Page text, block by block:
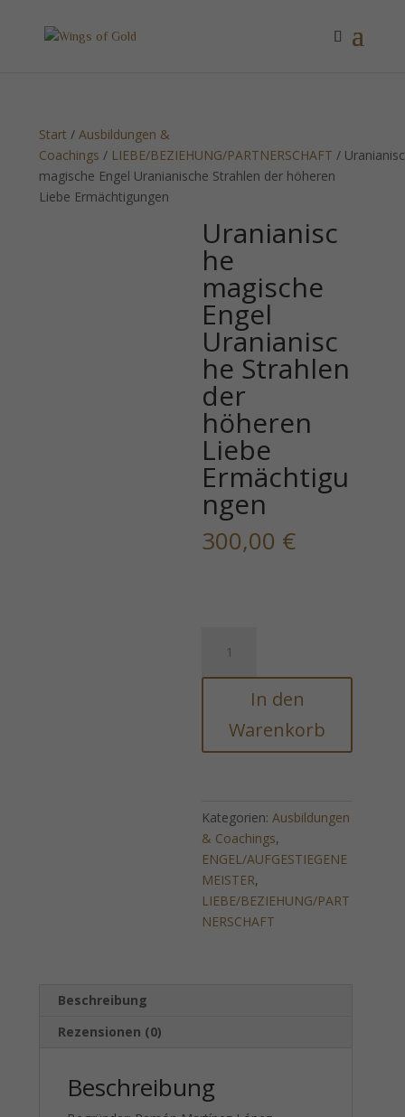
Start /Ausbildungen &
Coachings / LIEBE/BEZIEHUNG/PARTNERSCHAFT /
magische Engel Uranianische Strahlen der höheren
Liebe Ermächtigungen
Uranianisc
he
magische
Engel
Uranianisc
he Strahlen
der
höheren
Liebe
Ermächtigu
ngen
300,00 €
magische
Engel
Uranianische
Strahlen
Menge
In den
Warenkorb
Kategorien:Ausbildungen
& Coachings,
ENGEL/AUFGESTIEGENE
MEISTER,
LIEBE/BEZIEHUNG/PART
NERSCHAFT
Beschreibung
Rezensionen (0)
Beschreibung